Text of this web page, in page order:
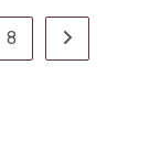
8 Ir para a